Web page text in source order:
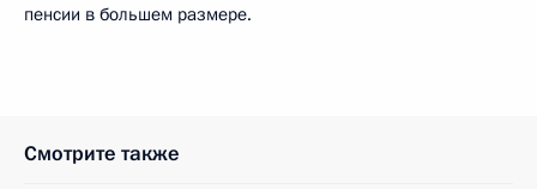
пенсии в большем размере.
Смотрите также